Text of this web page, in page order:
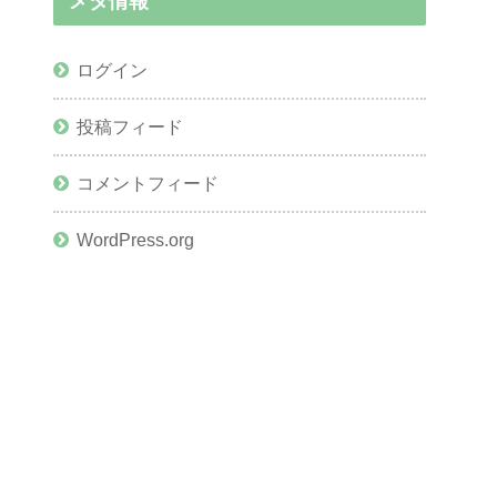
ログイン
投稿フィード
コメントフィード
WordPress.org